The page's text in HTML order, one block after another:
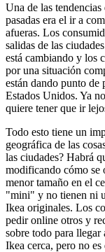
Una de las tendencias
pasadas era el ir a
afueras. Los
salidas de las
está cambiando y los
por una situación
están dando punto de
Estados Unidos. Ya
quiere tener que ir
Todo esto tiene un
geográfica de las
las ciudades? Habrá
modificando cómo se
menor tamaño en el
"mini" y no tienen ni
Ikea originales. Los
pedir online otros y
sobre todo para llegar
Ikea cerca, pero no